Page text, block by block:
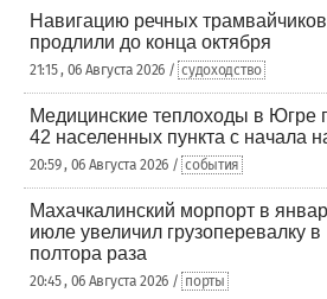
Навигацию речных
продлили до конца октября
21:15 , 06 Августа 2026 / судоходство
Медицинские теплоходы в Югре
42 населенных пункта с начала
20:59 , 06 Августа 2026 / события
Махачкалинский морпорт в
июле увеличил грузоперевалку в
полтора раза
20:45 , 06 Августа 2026 / порты